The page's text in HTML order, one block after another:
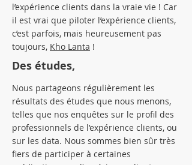
l’expérience clients dans la vraie vie ! Car
il est vrai que piloter l’expérience clients,
c’est parfois, mais heureusement pas
toujours, Kho Lanta !
Des études,
Nous partageons régulièrement les
résultats des études que nous menons,
telles que nos enquêtes sur le profil des
professionnels de l’expérience clients, ou
sur les data. Nous sommes bien sûr très
fiers de participer à certaines